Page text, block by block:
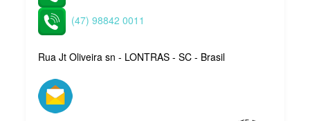
(47) 98842 0011
Rua Jt Oliveira sn - LONTRAS - SC - Brasil